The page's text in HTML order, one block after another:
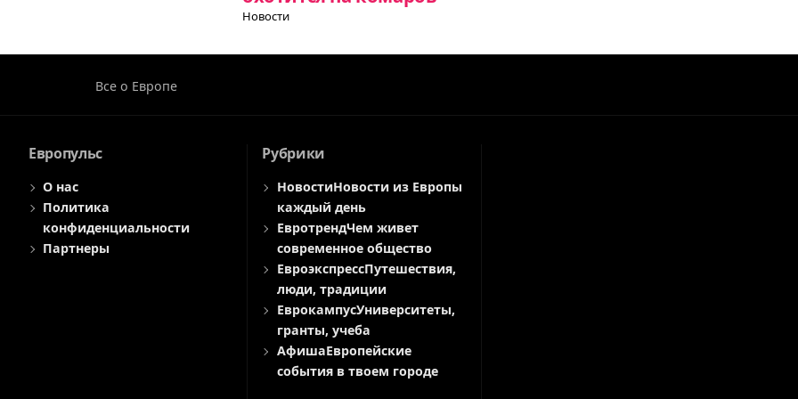
Новости
Все о Европе
Европульс
О нас
Политика
конфиденциальности
Партнеры
Рубрики
НовостиНовости из Европы
каждый день
ЕвротрендЧем живет
современное общество
ЕвроэкспрессПутешествия,
люди, традиции
ЕврокампусУниверситеты,
гранты, учеба
АфишаЕвропейские
события в твоем городе